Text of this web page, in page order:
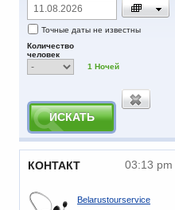
Точные даты не известны
Количество
человек
1 Ночей
КОНТАКТ 03:13 pm
Belarustourservice